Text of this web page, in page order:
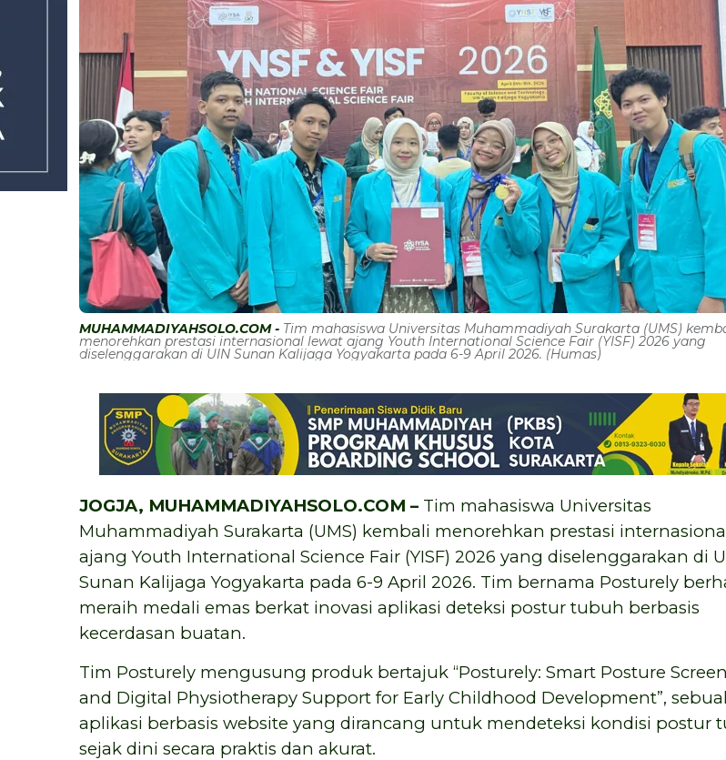
MUHAMMADIYAHSOLO.COM - Tim mahasiswa Universitas Muhammadiyah Surakarta (UMS)
menorehkan prestasi internasional lewat ajang Youth International Science Fair (YISF) 2026 yang
diselenggarakan di UIN Sunan Kalijaga Yogyakarta pada 6-9 April 2026. (Humas)
JOGJA, MUHAMMADIYAHSOLO.COM –Tim mahasiswa Universitas
Muhammadiyah Surakarta (UMS) kembali menorehkan prestasi
ajang Youth International Science Fair (YISF) 2026 yang diselenggarakan di
Sunan Kalijaga Yogyakarta pada 6-9 April 2026. Tim bernama Posturely
meraih medali emas berkat inovasi aplikasi deteksi postur tubuh berbasis
kecerdasan buatan.
Tim Posturely mengusung produk bertajuk “Posturely: Smart Posture
and Digital Physiotherapy Support for Early Childhood Development”,
aplikasi berbasis website yang dirancang untuk mendeteksi kondisi postur
sejak dini secara praktis dan akurat.